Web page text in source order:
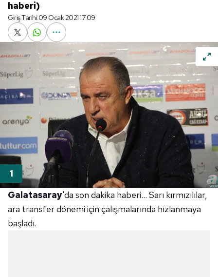
haberi)
Giriş Tarihi:09 Ocak 2021 17:09
Galatasaray'da son dakika haberi... Sarı kırmızılılar,
ara transfer dönemi için çalışmalarında hızlanmaya
başladı.